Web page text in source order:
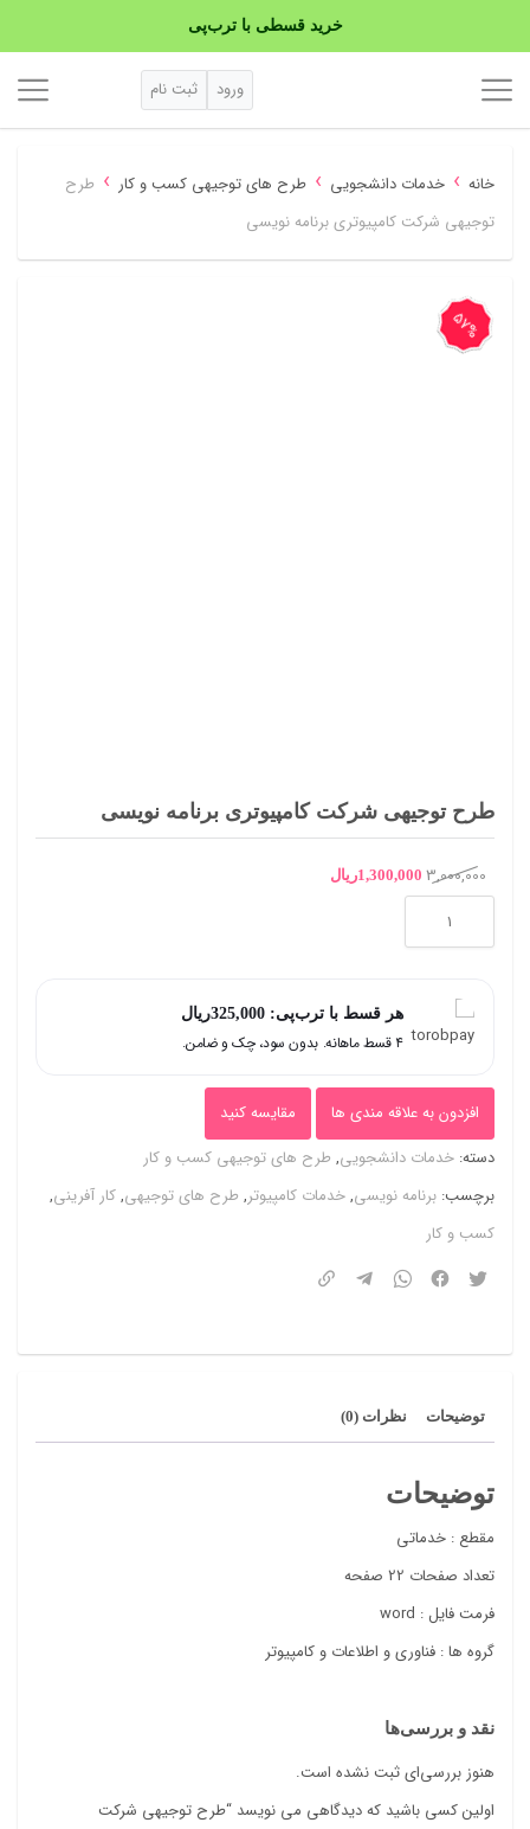
خرید قسطی با ترب‌پی
بدون ضامن، بدون سود
خرید قسطی با ترب‌پی
ورود ثبت نام
خانه › خدمات دانشجویی › طرح های توجیهی کسب و کار › طرح
توجیهی شرکت کامپیوتری برنامه نویسی
57%
طرح توجیهی شرکت کامپیوتری برنامه نویسی
3,000,000 قیمت
1,300,000ریال
توجیهی
کامپیوتری
نویسی
عدد
هر قسط با ترب‌پی: 325,000ریال
۴ قسط ماهانه. بدون سود، چک و ضامن.
افزدون به علاقه مندی ها
مقایسه کنید
دسته: خدمات دانشجویی, طرح های توجیهی کسب و کار
برچسب: برنامه نویسی,خدمات کامپیوتر, طرح های توجیهی,کار آفرینی,
کسب و کار
توضیحات نظرات (0)
توضیحات
مقطع : خدماتی
تعداد صفحات 22 صفحه
فرمت فایل : word
گروه ها : فناوری و اطلاعات و کامپیوتر
نقد و بررسی‌ها
هنوز بررسی‌ای ثبت نشده است.
اولین کسی باشید که دیدگاهی می نویسد “طرح توجیهی شرکت